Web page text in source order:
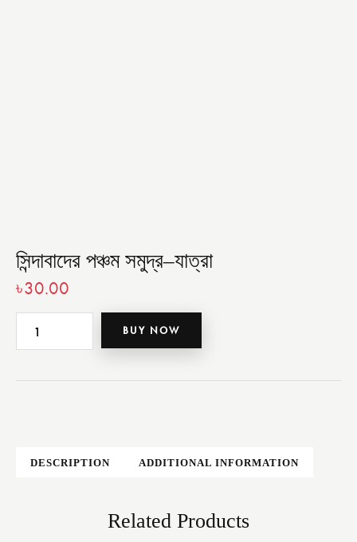
সিন্দাবাদের পঞ্চম সমুদ্র–যাত্রা
৳30.00
BUY NOW
DESCRIPTION ADDITIONAL INFORMATION
Related Products